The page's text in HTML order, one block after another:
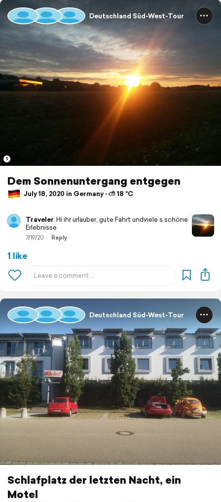
Deutschland Süd-West-Tour
1
Dem Sonnenuntergang entgegen
July 18, 2020 in Germany ⋅ ⛅ 18 °C
Traveler Hi ihr urlauber, gute Fahrt undviele s schöne
Erlebnisse
7/19/20 Reply
1 like
Deutschland Süd-West-Tour
Schlafplatz der letzten Nacht, ein
Motel